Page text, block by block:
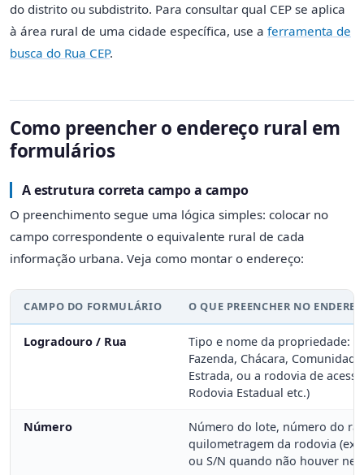
do distrito ou subdistrito. Para consultar qual CEP se aplica
à área rural de uma cidade específica, use a ferramenta de
busca do Rua CEP.
Como preencher o endereço rural em
formulários
A estrutura correta campo a campo
O preenchimento segue uma lógica simples: colocar no
campo correspondente o equivalente rural de cada
informação urbana. Veja como montar o endereço:
CAMPO DO FORMULÁRIO O QUE PREENCHER NO
Logradouro / Rua
Tipo e nome da propriedade:
Fazenda, Chácara,
Estrada, ou a rodovia de
Rodovia Estadual etc.)
Número
Número do lote, número do
quilometragem da rodovia (ex:
ou S/N quando não houver